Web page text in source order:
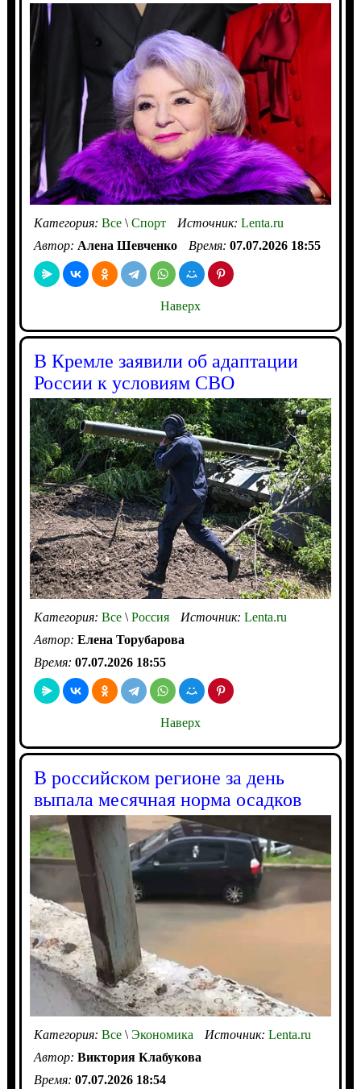
Категория: Все\Спорт Источник: Lenta.ru
Автор: Алена Шевченко Время: 07.07.2026 18:55
Наверх
В Кремле заявили об адаптации
России к условиям СВО
Категория: Все\Россия Источник: Lenta.ru
Автор: Елена Торубарова
Время: 07.07.2026 18:55
Наверх
В российском регионе за день
выпала месячная норма осадков
Категория: Все\Экономика Источник: Lenta.ru
Автор: Виктория Клабукова
Время: 07.07.2026 18:54